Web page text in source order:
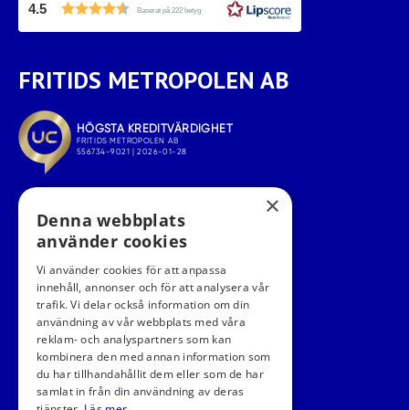
4.5 Baserat på 222 betyg
FRITIDS METROPOLEN AB
FÖLJ OSS I SOCIALA MEDIER
×
Denna webbplats
använder cookies
Vi använder cookies för att anpassa
innehåll, annonser och för att analysera vår
trafik. Vi delar också information om din
användning av vår webbplats med våra
reklam- och analyspartners som kan
kombinera den med annan information som
du har tillhandahållit dem eller som de har
samlat in från din användning av deras